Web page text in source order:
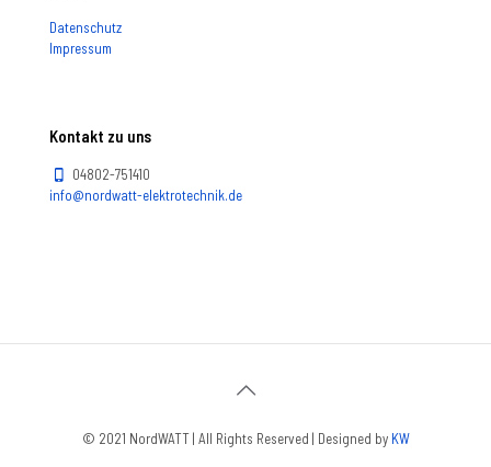
Datenschutz
Impressum
Kontakt zu uns
04802-751410
info@nordwatt-elektrotechnik.de
© 2021 NordWATT | All Rights Reserved | Designed by KW